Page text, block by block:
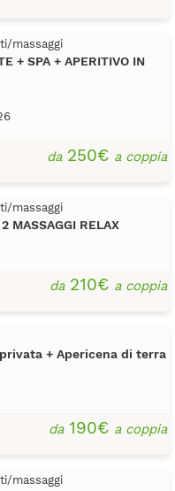
massaggi
+ SPA + APERITIVO IN
da250€ a coppia
massaggi
MASSAGGI RELAX
da210€ a coppia
privata + Apericena di terra
da190€ a coppia
massaggi